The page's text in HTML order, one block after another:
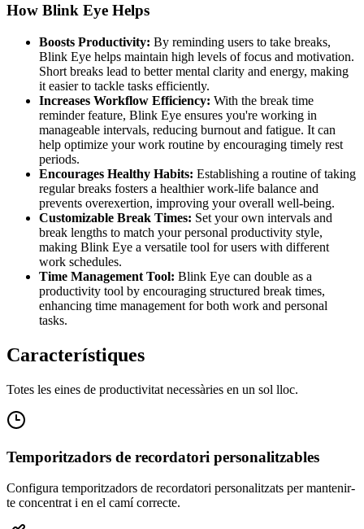
How Blink Eye Helps
Boosts Productivity: By reminding users to take breaks,
Blink Eye helps maintain high levels of focus and motivation.
Short breaks lead to better mental clarity and energy, making
it easier to tackle tasks efficiently.
Increases Workflow Efficiency: With the break time
reminder feature, Blink Eye ensures you're working in
manageable intervals, reducing burnout and fatigue. It can
help optimize your work routine by encouraging timely rest
periods.
Encourages Healthy Habits: Establishing a routine of taking
regular breaks fosters a healthier work-life balance and
prevents overexertion, improving your overall well-being.
Customizable Break Times: Set your own intervals and
break lengths to match your personal productivity style,
making Blink Eye a versatile tool for users with different
work schedules.
Time Management Tool: Blink Eye can double as a
productivity tool by encouraging structured break times,
enhancing time management for both work and personal
tasks.
Característiques
Totes les eines de productivitat necessàries en un sol lloc.
Temporitzadors de recordatori personalitzables
Configura temporitzadors de recordatori personalitzats per mantenir-
te concentrat i en el camí correcte.